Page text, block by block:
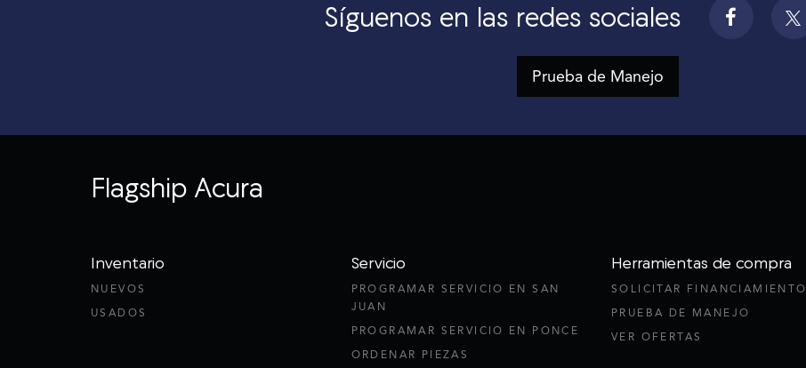
Síguenos en las redes sociales
Prueba de Manejo
Flagship Acura
Inventario
NUEVOS
USADOS
Servicio
PROGRAMAR SERVICIO EN SAN
JUAN
PROGRAMAR SERVICIO EN PONCE
ORDENAR PIEZAS
Herramientas de compra
SOLICITAR FINANCIAMIENTO
PRUEBA DE MANEJO
VER OFERTAS